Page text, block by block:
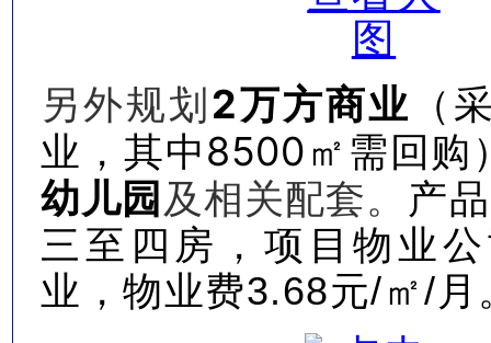
另外规划2万方商业 （
业， 其中8500㎡需回购
幼儿园 及相关配套。
产
三至四房，项目物业
业，物业费3.68元/㎡/月